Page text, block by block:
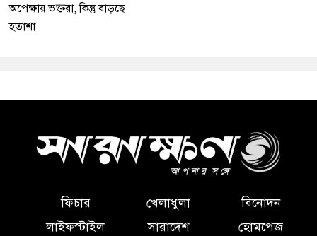
অপেক্ষায় ভক্তরা, কিন্তু বাড়ছে
হতাশা
ফিচার খেলাধুলা
বিনোদন
লাইফস্টাইল
সারাদেশ হোমপেজ